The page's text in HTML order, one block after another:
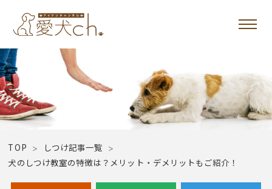
TOP
しつけ記事一覧
犬のしつけ教室の特徴は？メリット・デメリットもご紹介！